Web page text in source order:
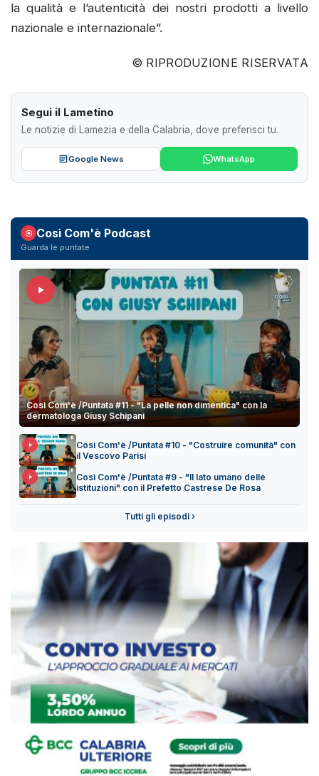
la qualità e l’autenticità dei nostri prodotti a livello
nazionale e internazionale”.
© RIPRODUZIONE RISERVATA
Segui il Lametino
Le notizie di Lamezia e della Calabria, dove preferisci tu.
Google News WhatsApp
Così Com'è Podcast
Guarda le puntate
Così Com'è /Puntata #11 - "La pelle non dimentica" con la
dermatologa Giusy Schipani
Così Com'è /Puntata #10 - "Costruire comunità" con
il Vescovo Parisi
Così Com'è /Puntata #9 - "Il lato umano delle
istituzioni" con il Prefetto Castrese De Rosa
Tutti gli episodi ›